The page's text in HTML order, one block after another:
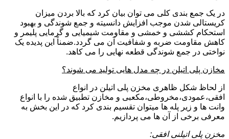
در یک جمع بندی کلی می توان بیان کرد که بالا بردن میزان
کریستالی شدن موجب افزایش دانسیته و جمع شوندگی و بهبود
استحکام کششی و خمشی و مقاومت شیمیایی و گرمایی پلیمر و
کاهش مقاومت ضربه و شفافیت آن می گردد.ضمناً این پدیده یک
نواختی در جمع شوندگی قطعه نهایی را می کاهد.
مخازن پلی اتیلن در چه مدل هایی تولید می شوند؟
از لحاظ شکل ظاهری مخزن پلی اتیلن در انواع
افقی،عمودی،مخروطی،مکعبی و مخازن تطبیق شده را با انواع
وانت ها و زیر پله ها میتوان تقسیم بندی کرد که در این بخش به
معرفی برخی از آن ها می پردازیم.
مخزن پلی اتیلنی افقی: